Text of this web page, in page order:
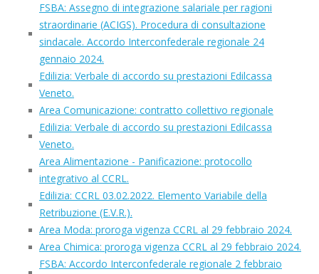
FSBA: Assegno di integrazione salariale per ragioni
straordinarie (ACIGS). Procedura di consultazione
sindacale. Accordo Interconfederale regionale 24
gennaio 2024.
Edilizia: Verbale di accordo su prestazioni Edilcassa
Veneto.
Area Comunicazione: contratto collettivo regionale
Edilizia: Verbale di accordo su prestazioni Edilcassa
Veneto.
Area Alimentazione - Panificazione: protocollo
integrativo al CCRL.
Edilizia: CCRL 03.02.2022. Elemento Variabile della
Retribuzione (E.V.R.).
Area Moda: proroga vigenza CCRL al 29 febbraio 2024.
Area Chimica: proroga vigenza CCRL al 29 febbraio 2024.
FSBA: Accordo Interconfederale regionale 2 febbraio